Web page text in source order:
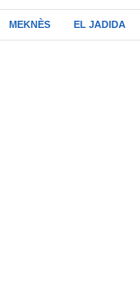
MEKNÈS EL JADIDA